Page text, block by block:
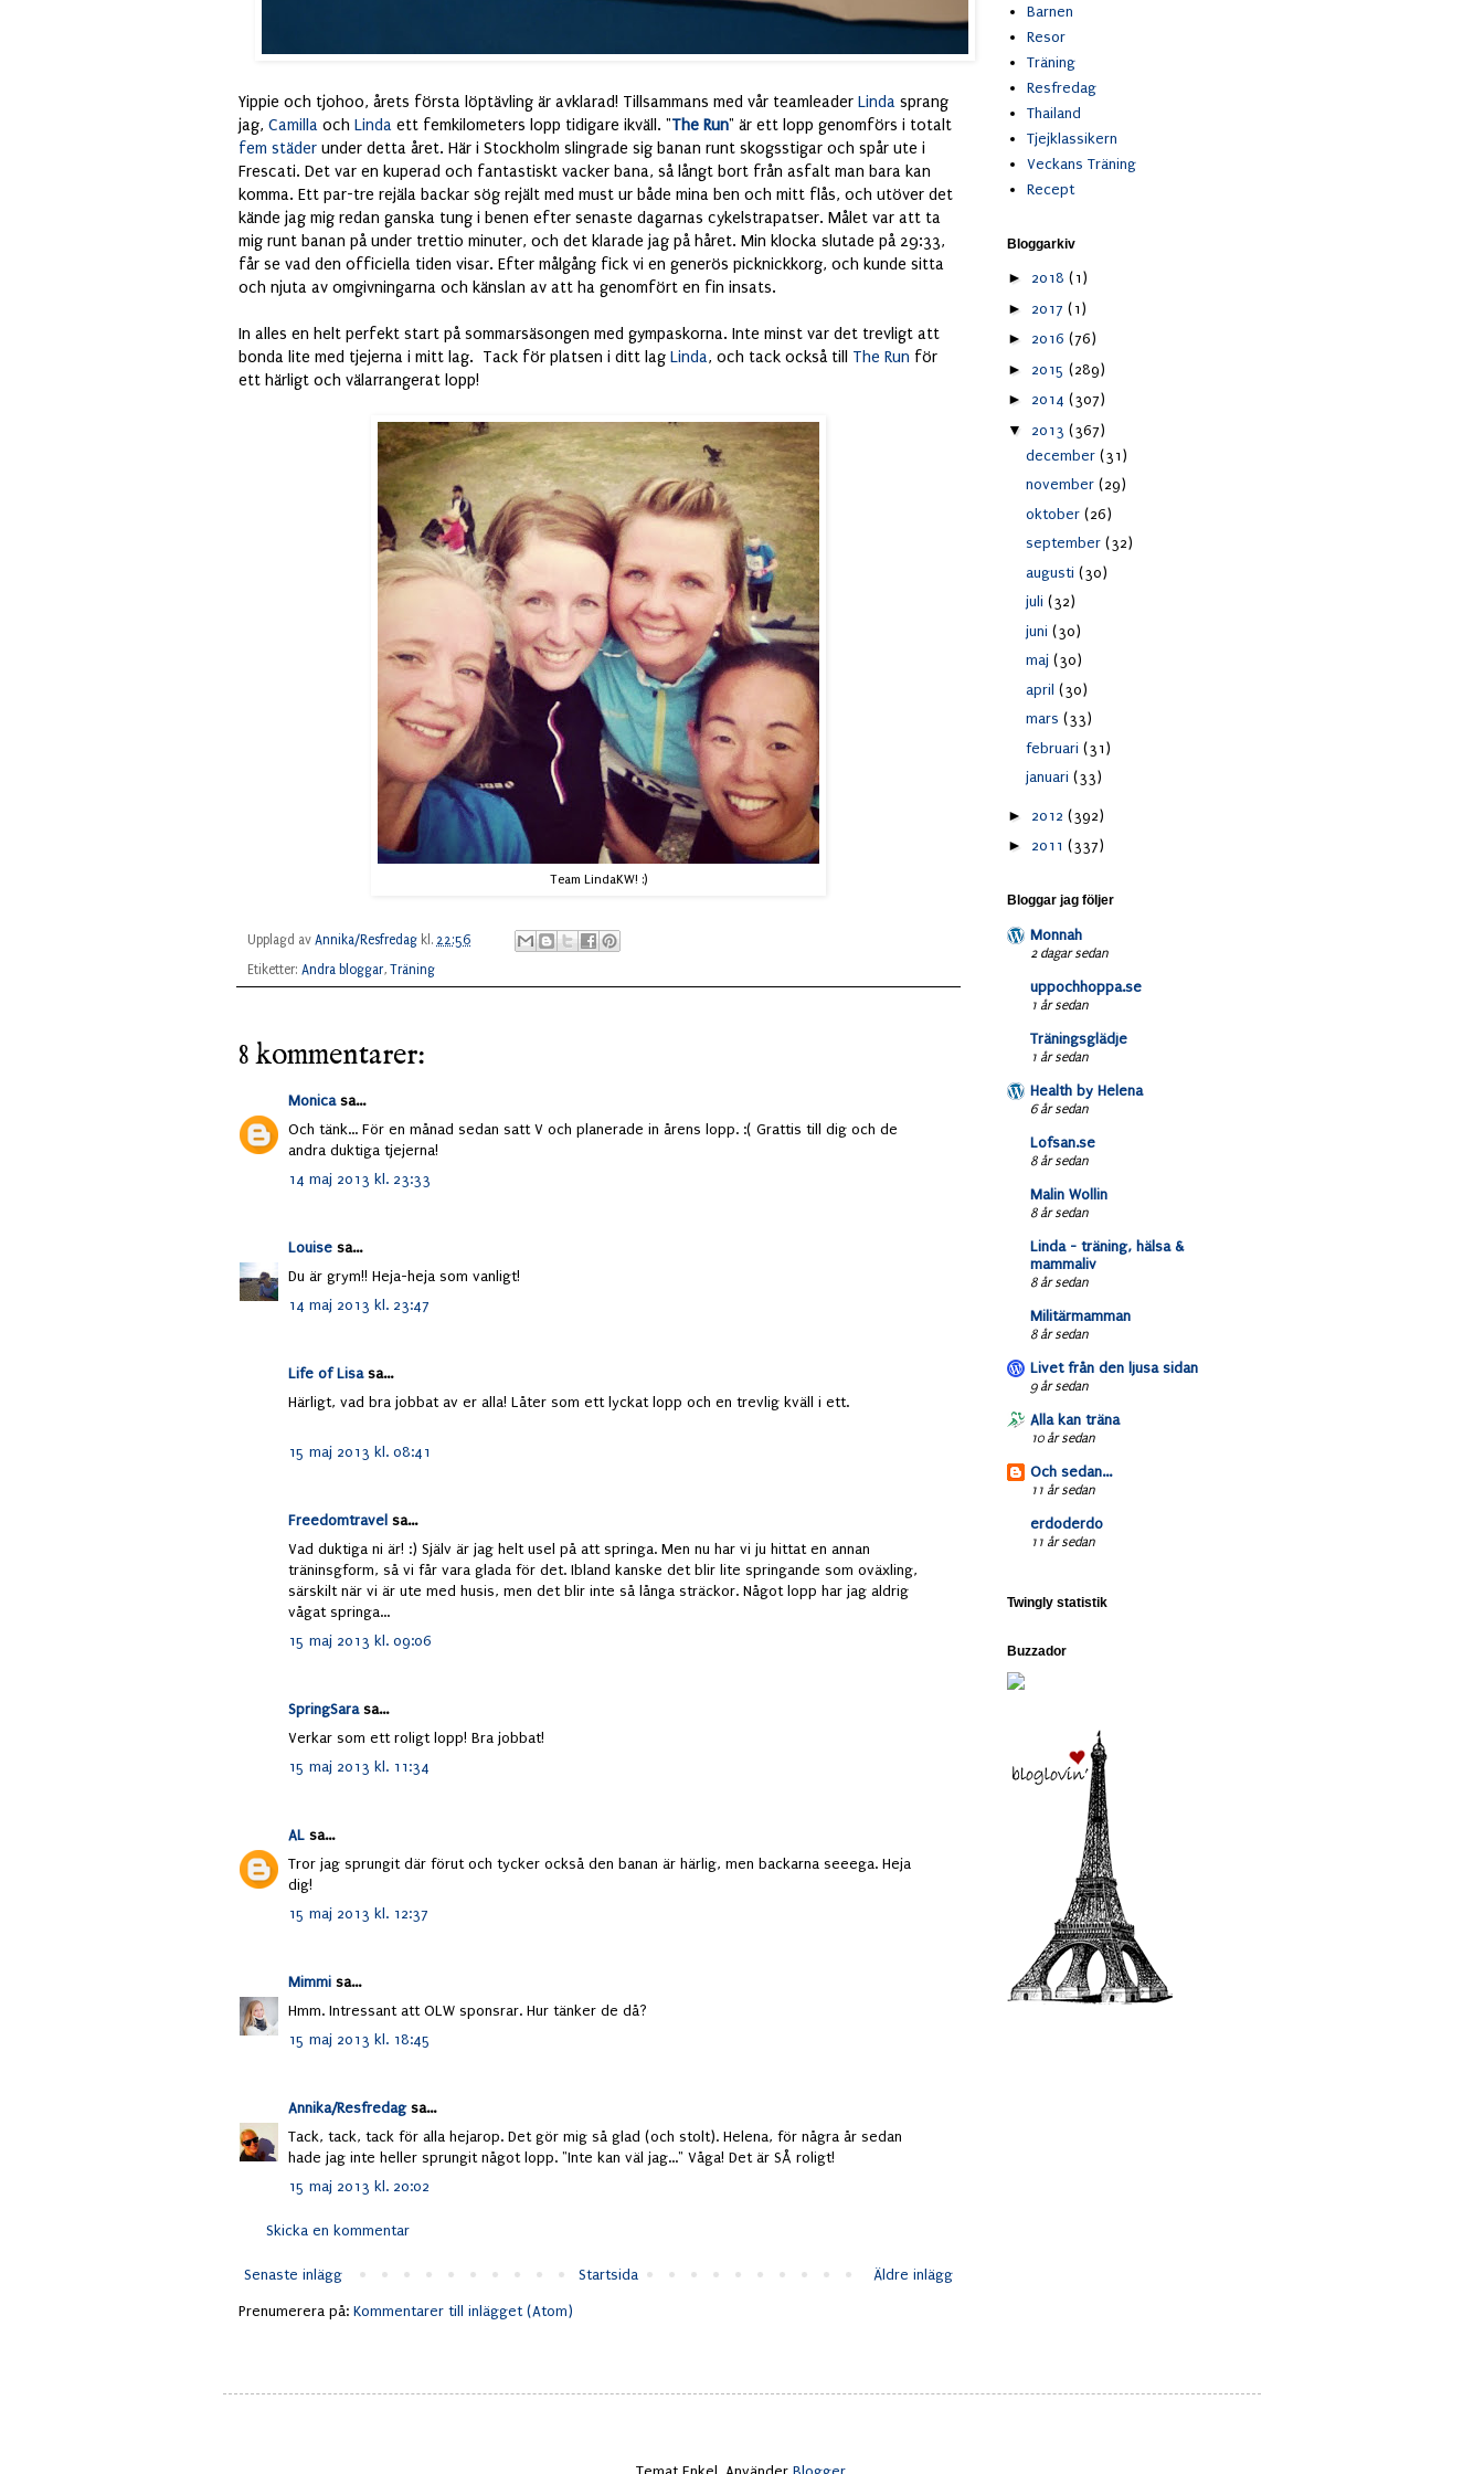
Yippie och tjohoo, årets första löptävling är avklarad! Tillsammans med vår teamleader Linda sprang
jag, Camilla och Linda ett femkilometers lopp tidigare ikväll. "The Run" är ett lopp genomförs i totalt
fem städer under detta året. Här i Stockholm slingrade sig banan runt skogsstigar och spår ute i
Frescati. Det var en kuperad och fantastiskt vacker bana, så långt bort från asfalt man bara kan
komma. Ett par-tre rejäla backar sög rejält med must ur både mina ben och mitt flås, och utöver det
kände jag mig redan ganska tung i benen efter senaste dagarnas cykelstrapatser. Målet var att ta
mig runt banan på under trettio minuter, och det klarade jag på håret. Min klocka slutade på 29:33,
får se vad den officiella tiden visar. Efter målgång fick vi en generös picknickkorg, och kunde sitta
och njuta av omgivningarna och känslan av att ha genomfört en fin insats.
In alles en helt perfekt start på sommarsäsongen med gympaskorna. Inte minst var det trevligt att
bonda lite med tjejerna i mitt lag. Tack för platsen i ditt lag Linda, och tack också till The Run för
ett härligt och välarrangerat lopp!
Team LindaKW! :)
Upplagd av Annika/Resfredag kl. 22:56
Etiketter: Andra bloggar, Träning
8 kommentarer:
Monicasa...
Och tänk... För en månad sedan satt V och planerade in årens lopp. :( Grattis till dig och de
andra duktiga tjejerna!
14 maj 2013 kl. 23:33
Louise sa...
Du är grym!! Heja-heja som vanligt!
14 maj 2013 kl. 23:47
Life of Lisasa...
Härligt, vad bra jobbat av er alla! Låter som ett lyckat lopp och en trevlig kväll i ett.
15 maj 2013 kl. 08:41
Freedomtravel sa...
Vad duktiga ni är! :) Själv är jag helt usel på att springa. Men nu har vi ju hittat en annan
träninsgform, så vi får vara glada för det. Ibland kanske det blir lite springande som oväxling,
särskilt när vi är ute med husis, men det blir inte så långa sträckor. Något lopp har jag aldrig
vågat springa...
15 maj 2013 kl. 09:06
SpringSarasa...
Verkar som ett roligt lopp! Bra jobbat!
15 maj 2013 kl. 11:34
AL sa...
Tror jag sprungit där förut och tycker också den banan är härlig, men backarna seeega. Heja
dig!
15 maj 2013 kl. 12:37
Mimmi sa...
Hmm. Intressant att OLW sponsrar. Hur tänker de då?
15 maj 2013 kl. 18:45
Annika/Resfredagsa...
Tack, tack, tack för alla hejarop. Det gör mig så glad (och stolt). Helena, för några år sedan
hade jag inte heller sprungit något lopp. "Inte kan väl jag..." Våga! Det är SÅ roligt!
15 maj 2013 kl. 20:02
Skicka en kommentar
Senaste inlägg Äldre inlägg
Startsida
Prenumerera på: Kommentarer till inlägget (Atom)
Barnen
Resor
Träning
Resfredag
Thailand
Tjejklassikern
Veckans Träning
Recept
Bloggarkiv
► 2018 (1)
► 2017 (1)
► 2016 (76)
► 2015 (289)
► 2014 (307)
▼ 2013 (367)
december (31)
november (29)
oktober (26)
september (32)
augusti (30)
juli (32)
juni (30)
maj (30)
april (30)
mars (33)
februari (31)
januari (33)
► 2012 (392)
► 2011 (337)
Bloggar jag följer
Monnah
2 dagar sedan
uppochhoppa.se
1 år sedan
Träningsglädje
1 år sedan
Health by Helena
6 år sedan
Lofsan.se
8 år sedan
Malin Wollin
8 år sedan
Linda - träning, hälsa &
mammaliv
8 år sedan
Militärmamman
8 år sedan
Livet från den ljusa sidan
9 år sedan
Alla kan träna
10 år sedan
Och sedan...
11 år sedan
erdoderdo
11 år sedan
Twingly statistik
Buzzador